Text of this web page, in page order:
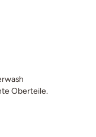
Oberteile.